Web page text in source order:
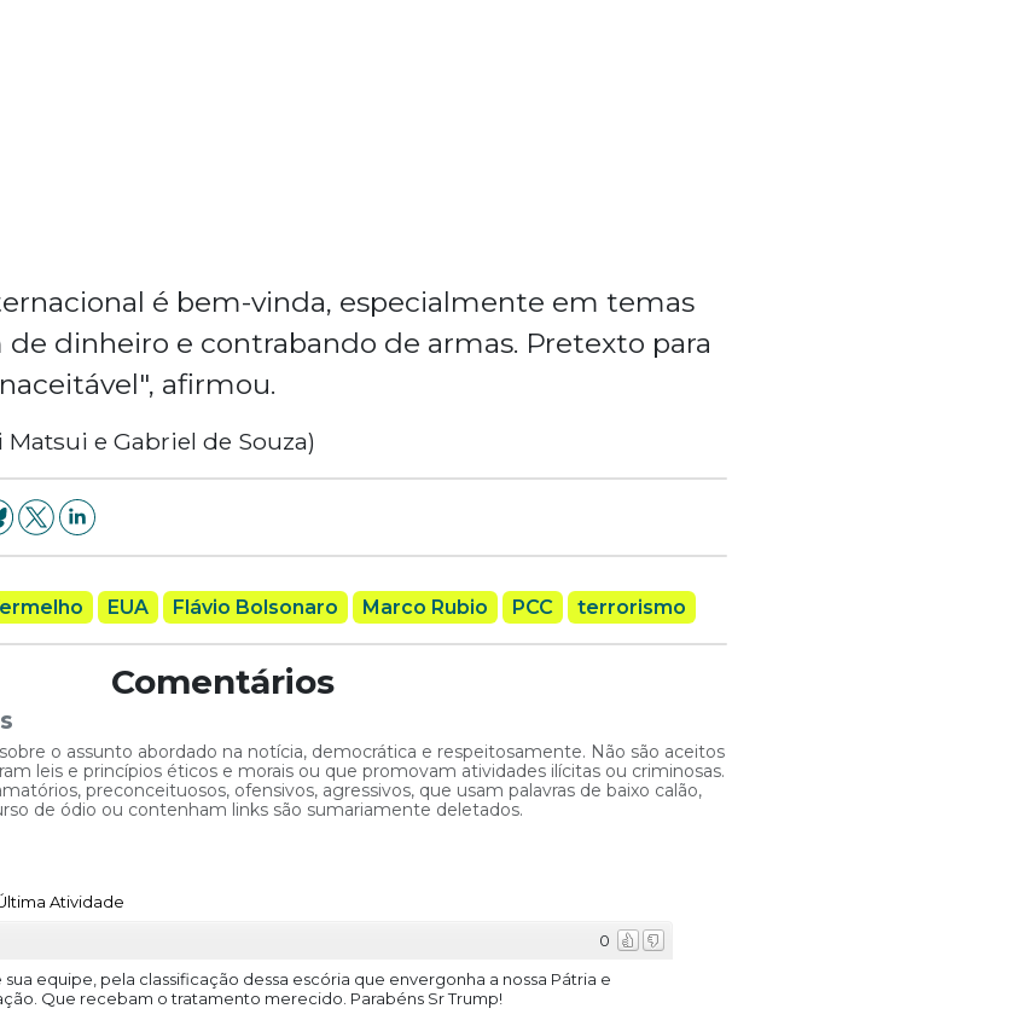
é bem-vinda, especialmente em temas
dinheiro e contrabando de armas. Pretexto para
afirmou.
e Gabriel de Souza)
EUA Flávio Bolsonaro Marco Rubio PCC terrorismo
Comentários
o assunto abordado na notícia, democrática e respeitosamente. Não são aceitos
leis e princípios éticos e morais ou que promovam atividades ilícitas ou criminosas.
preconceituosos, ofensivos, agressivos, que usam palavras de baixo calão,
de ódio ou contenham links são sumariamente deletados.
Atividade
0
equipe, pela classificação dessa escória que envergonha a nossa Pátria e
Que recebam o tratamento merecido. Parabéns Sr Trump!